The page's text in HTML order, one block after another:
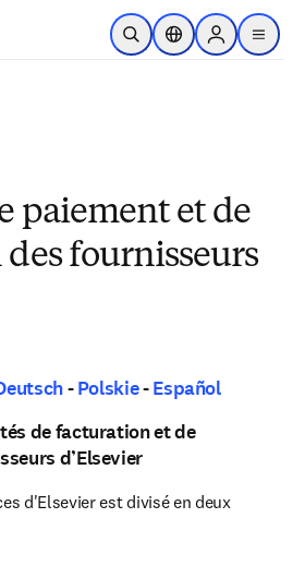
Skip to main content
Open SearchLocation Selector
Sign in to
menu
paiement et de
fournisseurs
-Polskie-Español
de facturation et de
d’Elsevier
d'Elsevier est divisé en deux